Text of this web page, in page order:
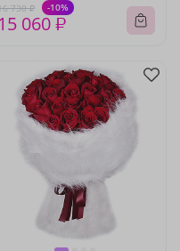
730 ₽ -10%
15 060 ₽